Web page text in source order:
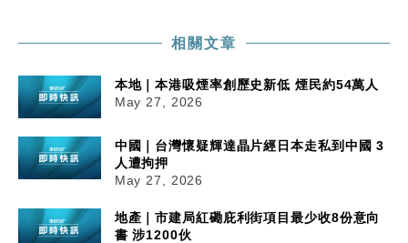
相關文章
本地｜本港吸煙率創歷史新低 煙民約54萬人
May 27, 2026
中國｜台灣懷疑輝達晶片經日本走私到中國 3
人遭拘押
May 27, 2026
地產｜市建局紅磡庇利街項目最少收8份意向
書 涉1200伙